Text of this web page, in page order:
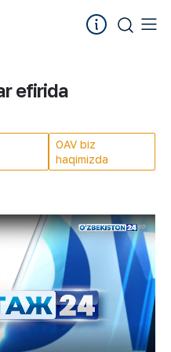
efirida
OAV biz
haqimizda